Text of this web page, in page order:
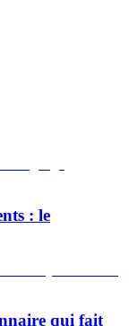
: le
qui fait